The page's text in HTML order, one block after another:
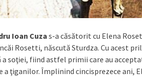
Ioan Cuza s-a căsătorit cu Elena
Rosetti, născută Sturdza. Cu acest
soţiei, fiind astfel primii care au
a ţiganilor. Împlinind cincisprezece ani,